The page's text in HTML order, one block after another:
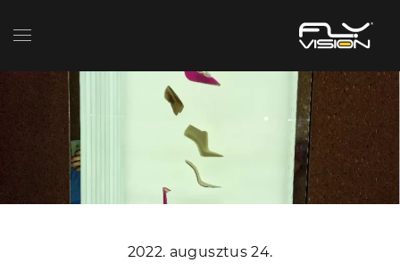
2022. augusztus 24.